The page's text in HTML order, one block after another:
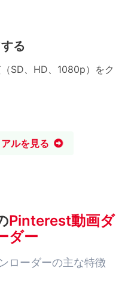
る
SD、HD、1080p）をク
ルを見る
Pinterest動画ダ
ダー
ローダーの主な特徴